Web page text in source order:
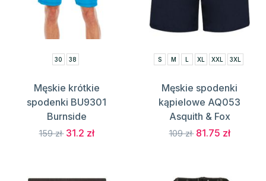
30 38
Męskie krótkie
spodenki BU9301
Burnside
159 zł 31.2 zł
S M L XL XXL 3XL
Męskie spodenki
kąpielowe AQ053
Asquith & Fox
109 zł 81.75 zł